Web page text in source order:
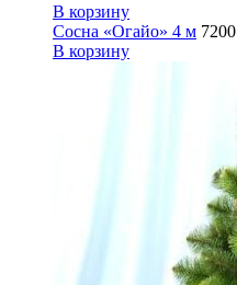
В корзину
Сосна «Огайо» 4 м 7200
В корзину